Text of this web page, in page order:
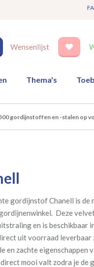
Wensenlijst
Thema's
gordijnstoffen en -stalen op
gordijnstof Chanell is
Deze
en is beschikbaar
uit voorraad leverbaar
en zachte
mooi valt zodra je de